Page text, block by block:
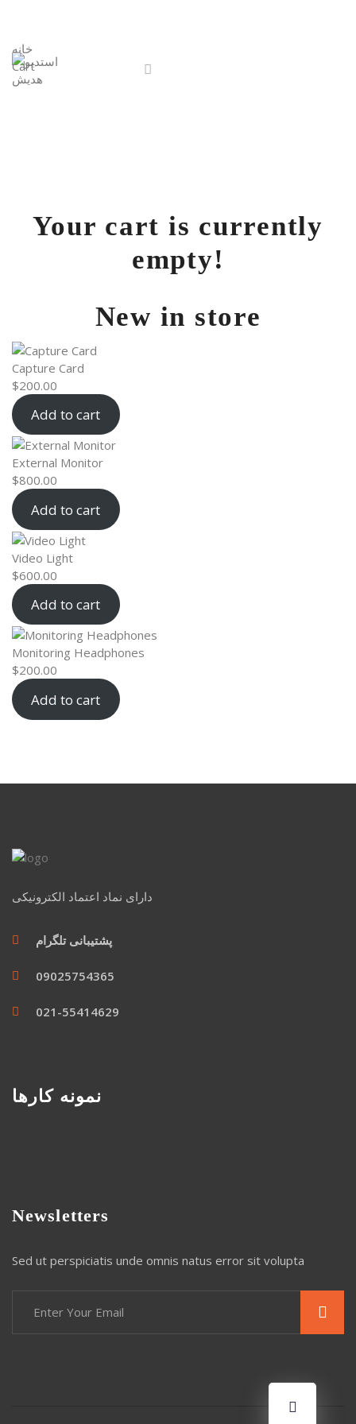
خانه
Cart
Your cart is currently
empty!
New in store
Capture Card
$200.00
Add to cart
External Monitor
$800.00
Add to cart
Video Light
$600.00
Add to cart
Monitoring Headphones
$200.00
Add to cart
دارای نماد اعتماد الکترونیکی
پشتیبانی تلگرام
09025754365
021-55414629
نمونه کارها
Newsletters
Sed ut perspiciatis unde omnis natus error sit volupta